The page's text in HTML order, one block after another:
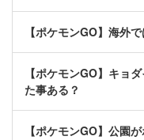
【ポケモンGO】海外
【ポケモンGO】キョ
た事ある？
【ポケモンGO】公園